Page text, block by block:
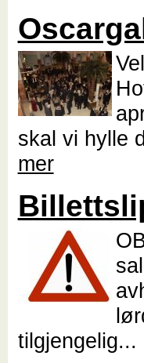
skal vi hylle
mer
tilgjengelig...